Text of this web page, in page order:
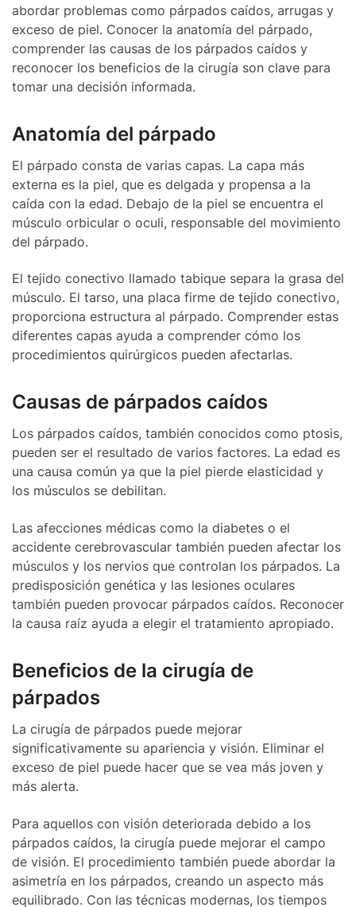
abordar problemas como párpados caídos, arrugas y
exceso de piel. Conocer la anatomía del párpado,
comprender las causas de los párpados caídos y
reconocer los beneficios de la cirugía son clave para
tomar una decisión informada.
Anatomía del párpado
El párpado consta de varias capas. La capa más
externa es la piel, que es delgada y propensa a la
caída con la edad. Debajo de la piel se encuentra el
músculo orbicular o oculi, responsable del movimiento
del párpado.
El tejido conectivo llamado tabique separa la grasa del
músculo. El tarso, una placa firme de tejido conectivo,
proporciona estructura al párpado. Comprender estas
diferentes capas ayuda a comprender cómo los
procedimientos quirúrgicos pueden afectarlas.
Causas de párpados caídos
Los párpados caídos, también conocidos como ptosis,
pueden ser el resultado de varios factores. La edad es
una causa común ya que la piel pierde elasticidad y
los músculos se debilitan.
Las afecciones médicas como la diabetes o el
accidente cerebrovascular también pueden afectar los
músculos y los nervios que controlan los párpados. La
predisposición genética y las lesiones oculares
también pueden provocar párpados caídos. Reconocer
la causa raíz ayuda a elegir el tratamiento apropiado.
Beneficios de la cirugía de
párpados
La cirugía de párpados puede mejorar
significativamente su apariencia y visión. Eliminar el
exceso de piel puede hacer que se vea más joven y
más alerta.
Para aquellos con visión deteriorada debido a los
párpados caídos, la cirugía puede mejorar el campo
de visión. El procedimiento también puede abordar la
asimetría en los párpados, creando un aspecto más
equilibrado. Con las técnicas modernas, los tiempos